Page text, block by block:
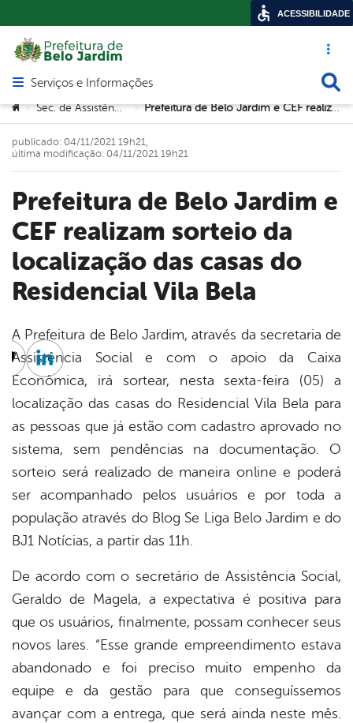
Acesso
Abrir menu principal de navegação
Serviços e Informações
Você está aqui:
> Sec. de Assistência Social > Prefeitura de Belo Jardim e CEF realizam sorteio da localização das casas do Residencial Vila Bela
Prefeitura de Belo Jardim e
CEF realizam sorteio da
localização das casas do
Residencial Vila Bela
publicado: 04/11/2021 19h21,
última modificação: 04/11/2021 19h21
A Prefeitura de Belo Jardim, através da secretaria de
Assistência Social e com o apoio da Caixa
Econômica, irá sortear, nesta sexta-feira (05) a
localização das casas do Residencial Vila Bela para
as pessoas que já estão com cadastro aprovado no
sistema, sem pendências na documentação. O
sorteio será realizado de maneira online e poderá
ser acompanhado pelos usuários e por toda a
população através do Blog Se Liga Belo Jardim e do
BJ1 Notícias, a partir das 11h.
De acordo com o secretário de Assistência Social,
Geraldo de Magela, a expectativa é positiva para
que os usuários, finalmente, possam conhecer seus
novos lares. “Esse grande empreendimento estava
abandonado e foi preciso muito empenho da
equipe e da gestão para que conseguíssemos
avançar com a entrega, que será ainda neste mês.
Twitter
Linkedin
ACESSIBILIDADE